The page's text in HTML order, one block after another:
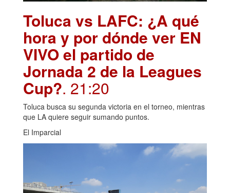
Toluca vs LAFC: ¿A qué
hora y por dónde ver EN
VIVO el partido de
Jornada 2 de la Leagues
Cup?. 21:20
Toluca busca su segunda victoria en el torneo, mientras
que LA quiere seguir sumando puntos.
El Imparcial